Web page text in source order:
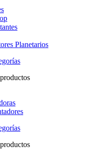
Planetarios